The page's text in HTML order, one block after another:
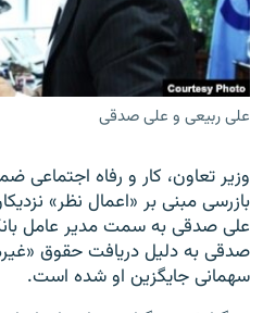
زبان‌های دیگر
علی ربیعی و علی صدقی
وزیر تعاون، کار و رفاه اجتماعی
بازرسی مبنی بر «اعمال نظر»
علی صدقی به سمت مدیر عامل
صدقی به دلیل دریافت حقوق
سهمانی جایگزین او شده است.